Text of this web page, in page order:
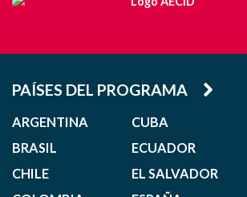
PAÍSES DEL PROGRAMA
ARGENTINA
BRASIL
CHILE
CUBA
ECUADOR
EL SALVADOR